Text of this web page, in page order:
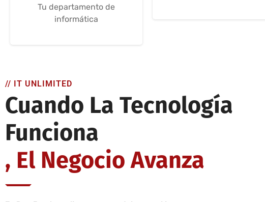
Tu departamento de
informática
// IT UNLIMITED
Cuando La Tecnología
Funciona
, El Negocio Avanza